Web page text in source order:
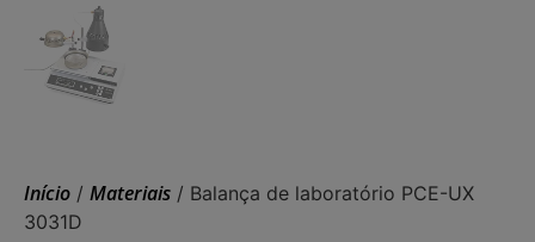
Início / Materiais / Balança de laboratório PCE-UX
3031D